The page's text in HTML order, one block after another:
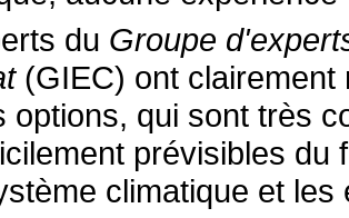
du Groupe
(GIEC) ont
options, qui sont très
prévisibles
climatique et les